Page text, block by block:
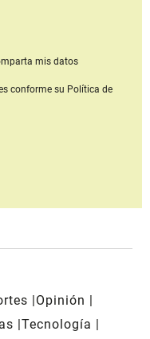
mis datos
conforme su Política de
Opinión
Tecnología